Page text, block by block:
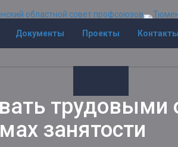
Документы Проекты Контакты
занятости